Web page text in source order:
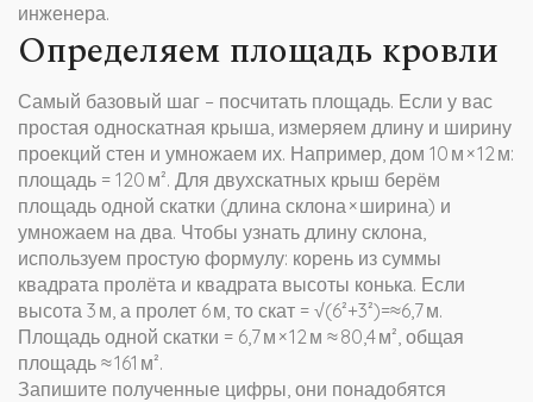
инженера.
Определяем площадь кровли
Самый базовый шаг – посчитать площадь. Если у вас
простая односкатная крыша, измеряем длину и ширину
проекций стен и умножаем их. Например, дом 10 м × 12 м:
площадь = 120 м². Для двухскатных крыш берём
площадь одной скатки (длина склона × ширина) и
умножаем на два. Чтобы узнать длину склона,
используем простую формулу: корень из суммы
квадрата пролёта и квадрата высоты конька. Если
высота 3 м, а пролет 6 м, то скат = √(6²+3²)=≈6,7 м.
Площадь одной скатки = 6,7 м × 12 м ≈ 80,4 м², общая
площадь ≈ 161 м².
Запишите полученные цифры, они понадобятся